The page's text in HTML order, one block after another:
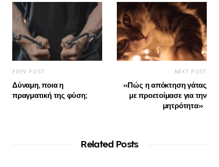
PREV POST
Δύναμη, ποια η
πραγματική της φύση;
NEXT POST
«Πώς η απόκτηση γάτας
με προετοίμασε για την
μητρότητα»
Related Posts